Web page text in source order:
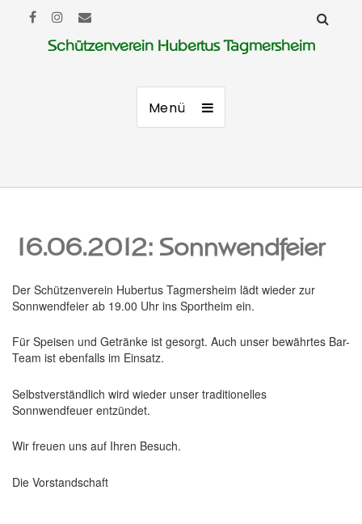
Schützenverein Hubertus Tagmersheim
Menü
16.06.2012: Sonnwendfeier
Der Schützenverein Hubertus Tagmersheim lädt wieder zur
Sonnwendfeier ab 19.00 Uhr ins Sportheim ein.
Für Speisen und Getränke ist gesorgt. Auch unser bewährtes Bar-
Team ist ebenfalls im Einsatz.
Selbstverständlich wird wieder unser traditionelles
Sonnwendfeuer entzündet.
Wir freuen uns auf Ihren Besuch.
Die Vorstandschaft